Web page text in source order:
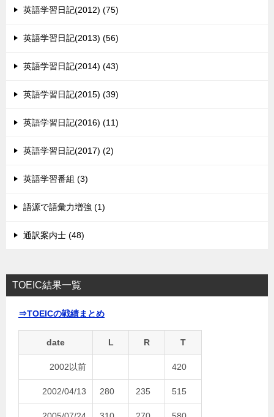
英語学習日記(2012) (75)
英語学習日記(2013) (56)
英語学習日記(2014) (43)
英語学習日記(2015) (39)
英語学習日記(2016) (11)
英語学習日記(2017) (2)
英語学習番組 (3)
語源で語彙力増強 (1)
通訳案内士 (48)
TOEIC結果一覧
⇒TOEICの戦績まとめ
date L R T
2002以前 420
2002/04/13 280 235 515